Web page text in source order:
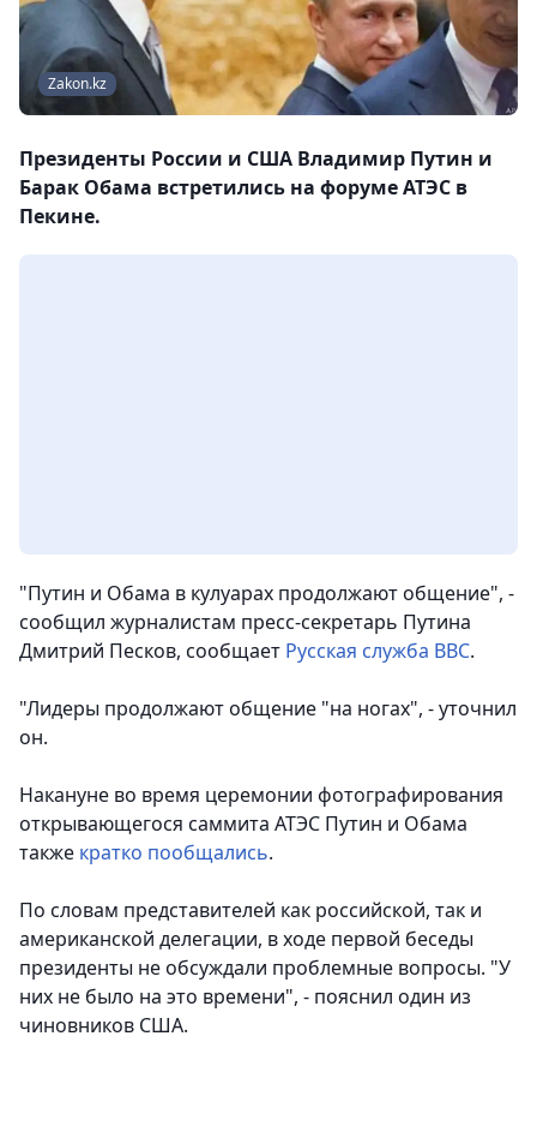
Zakon.kz
Президенты России и США Владимир Путин и
Барак Обама встретились на форуме АТЭС в
Пекине.
"Путин и Обама в кулуарах продолжают общение", -
сообщил журналистам пресс-секретарь Путина
Дмитрий Песков, сообщает Русская служба BBC.
"Лидеры продолжают общение "на ногах", - уточнил
он.
Накануне во время церемонии фотографирования
открывающегося саммита АТЭС Путин и Обама
также кратко пообщались.
По словам представителей как российской, так и
американской делегации, в ходе первой беседы
президенты не обсуждали проблемные вопросы. "У
них не было на это времени", - пояснил один из
чиновников США.